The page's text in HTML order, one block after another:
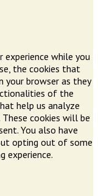
experience while you
the cookies that
your browser as they
of the
help us analyze
cookies will be
You also have
opting out of some
experience.